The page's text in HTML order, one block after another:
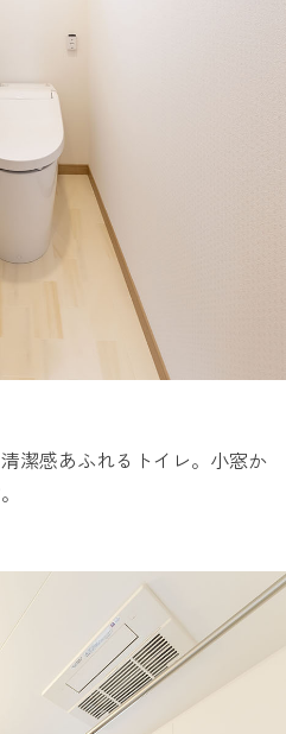
潔感あふれるトイレ。小窓か